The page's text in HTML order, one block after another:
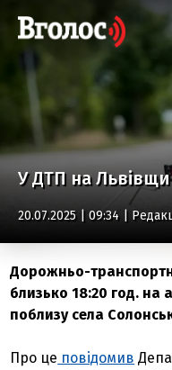
У ДТП на
20.07.2025 | 09:34 |
Дорожньо-
близько 18:20 год. на
поблизу села
Про це повідомив